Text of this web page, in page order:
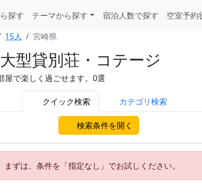
探す テーマから探す 宿泊人数で探す 空室予約
15人 宮崎県
型貸別荘・コテージ
屋で楽しく過ごせます。0選
クイック検索 カテゴリ検索
検索条件を開く
ずは、条件を「指定なし」でお試しください。